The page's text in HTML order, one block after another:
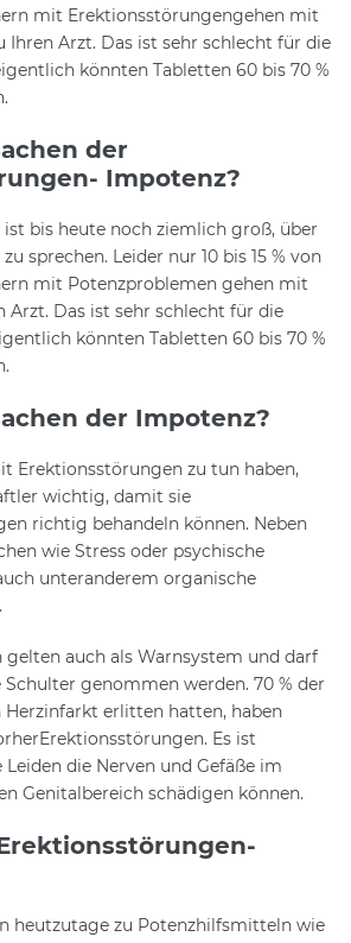
mit Erektionsstörungengehen mit
Ihren Arzt. Das ist sehr schlecht für die
könnten Tabletten 60 bis 70 %
der
Impotenz?
bis heute noch ziemlich groß, über
sprechen. Leider nur 10 bis 15 % von
mit Potenzproblemen gehen mit
Arzt. Das ist sehr schlecht für die
könnten Tabletten 60 bis 70 %
der Impotenz?
Erektionsstörungen zu tun haben,
wichtig, damit sie
richtig behandeln können. Neben
wie Stress oder psychische
unteranderem organische
auch als Warnsystem und darf
genommen werden. 70 % der
Herzinfarkt erlitten hatten, haben
Es ist
Leiden die Nerven und Gefäße im
Genitalbereich schädigen können.
heutzutage zu Potenzhilfsmitteln wie